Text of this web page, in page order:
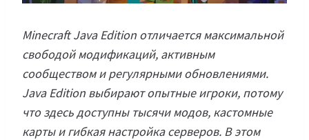
Minecraft Java Edition отличается максимальной
свободой модификаций, активным
сообществом и регулярными обновлениями.
Java Edition выбирают опытные игроки, потому
что здесь доступны тысячи модов, кастомные
карты и гибкая настройка серверов. В этом